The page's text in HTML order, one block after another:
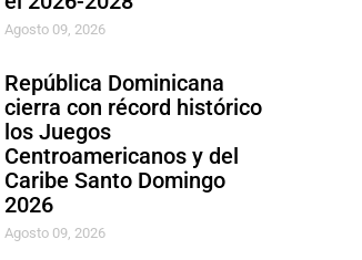
Agosto 09, 2026
República Dominicana
cierra con récord histórico
los Juegos
Centroamericanos y del
Caribe Santo Domingo
2026
Agosto 09, 2026